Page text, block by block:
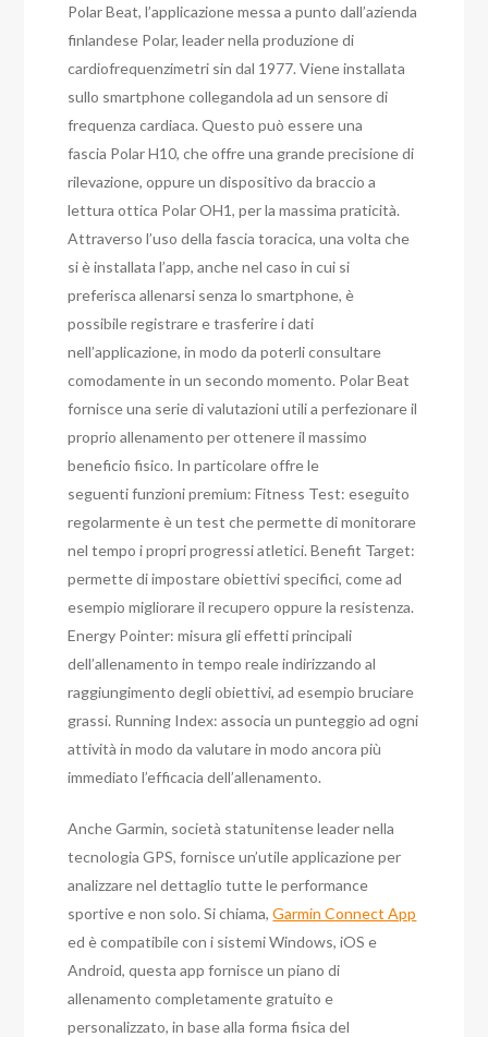
Polar Beat, l’applicazione messa a punto dall’azienda
finlandese Polar, leader nella produzione di
cardiofrequenzimetri sin dal 1977. Viene installata
sullo smartphone collegandola ad un sensore di
frequenza cardiaca. Questo può essere una
fascia Polar H10, che offre una grande precisione di
rilevazione, oppure un dispositivo da braccio a
lettura ottica Polar OH1, per la massima praticità.
Attraverso l’uso della fascia toracica, una volta che
si è installata l’app, anche nel caso in cui si
preferisca allenarsi senza lo smartphone, è
possibile registrare e trasferire i dati
nell’applicazione, in modo da poterli consultare
comodamente in un secondo momento. Polar Beat
fornisce una serie di valutazioni utili a perfezionare il
proprio allenamento per ottenere il massimo
beneficio fisico. In particolare offre le
seguenti funzioni premium: Fitness Test: eseguito
regolarmente è un test che permette di monitorare
nel tempo i propri progressi atletici. Benefit Target:
permette di impostare obiettivi specifici, come ad
esempio migliorare il recupero oppure la resistenza.
Energy Pointer: misura gli effetti principali
dell’allenamento in tempo reale indirizzando al
raggiungimento degli obiettivi, ad esempio bruciare
grassi. Running Index: associa un punteggio ad ogni
attività in modo da valutare in modo ancora più
immediato l’efficacia dell’allenamento.
Anche Garmin, società statunitense leader nella
tecnologia GPS, fornisce un’utile applicazione per
analizzare nel dettaglio tutte le performance
sportive e non solo. Si chiama,Garmin Connect App
ed è compatibile con i sistemi Windows, iOS e
Android, questa app fornisce un piano di
allenamento completamente gratuito e
personalizzato, in base alla forma fisica del